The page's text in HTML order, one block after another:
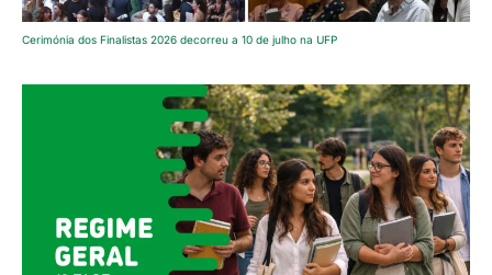
Cerimónia dos Finalistas 2026 decorreu a 10 de julho na UFP